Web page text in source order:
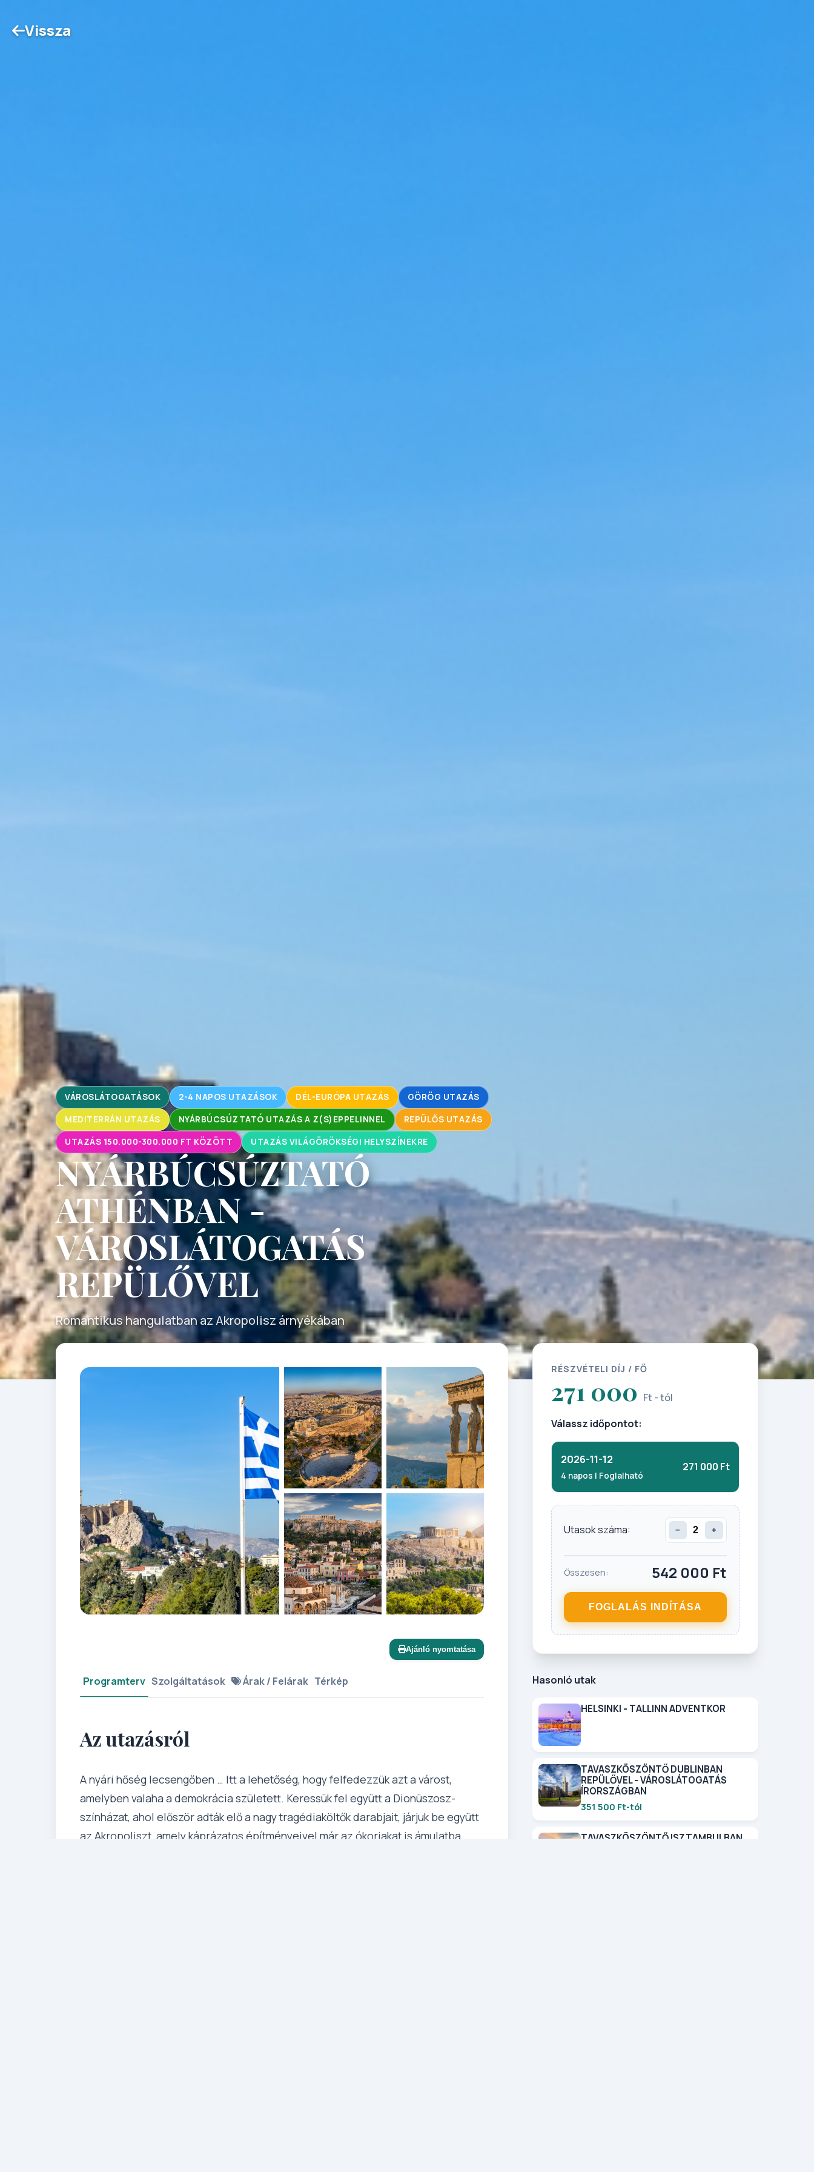
Vissza
VÁROSLÁTOGATÁSOK 2-4 NAPOS UTAZÁSOK DÉL-EURÓPA UTAZÁS GÖRÖG UTAZÁS
MEDITERRÁN UTAZÁS NYÁRBÚCSÚZTATÓ UTAZÁS A Z(S)EPPELINNEL REPÜLŐS UTAZÁS
UTAZÁS 150.000-300.000 FT KÖZÖTT UTAZÁS VILÁGÖRÖKSÉGI HELYSZÍNEKRE
NYÁRBÚCSÚZTATÓ
ATHÉNBAN -
VÁROSLÁTOGATÁS
REPÜLŐVEL
Romantikus hangulatban az Akropolisz árnyékában
Ajánló nyomtatása
Programterv Szolgáltatások Árak / Felárak Térkép
Az utazásról
A nyári hőség lecsengőben … Itt a lehetőség, hogy felfedezzük azt a várost,
amelyben valaha a demokrácia született. Keressük fel együtt a Dionüszosz-
színházat, ahol először adták elő a nagy tragédiaköltők darabjait, járjuk be együtt
az Akropoliszt, amely káprázatos építményeivel már az ókoriakat is ámulatba
RÉSZVÉTELI DÍJ / FŐ
271 000 Ft - tól
Válassz időpontot:
2026-11-12
4 napos | Foglalható
271 000 Ft
Utasok száma: − +
Összesen: 542 000 Ft
FOGLALÁS INDÍTÁSA
Hasonló utak
HELSINKI - TALLINN ADVENTKOR
TAVASZKÖSZÖNTŐ DUBLINBAN
REPÜLŐVEL - VÁROSLÁTOGATÁS
ÍRORSZÁGBAN
351 500 Ft-tól
TAVASZKÖSZÖNTŐ ISZTAMBULBAN